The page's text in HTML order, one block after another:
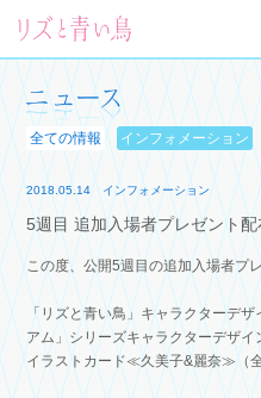
全ての情報 インフォメーション
2018.05.14 インフォメーション
5週目 追加入場者プレゼント配
この度、公開5週目の追加入場者プ
「リズと青い鳥」キャラクターデザ
アム」シリーズキャラクターデザイ
イラストカード≪久美子&麗奈≫（